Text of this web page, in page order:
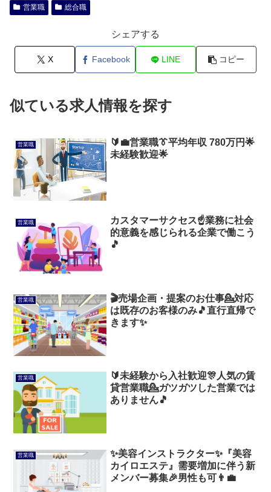
営業職 総合職
シェアする
X Facebook LINE コピー
似ている求人情報を探す
営業職
🔰💼営業職👔平均年収 780万円🌟
未経験歓迎🌟
営業職
カスタマーサクセス☝️業務に社会
的意義を感じられる企業で働こう
🎵
営業職
🎬売場企画・提案のお仕事💁対応
は既存のお客様のみ🎵直行直帰で
きます✨
営業職
🔰未経験から入社歓迎🎊人気の賃
貸営業職💁ガツガツした営業では
ありません🎵
営業職
✨美容インストラクター✨『美容
カイロエステ』需要増加に伴う新
メンバー募集🎉男性も可👨‍💼